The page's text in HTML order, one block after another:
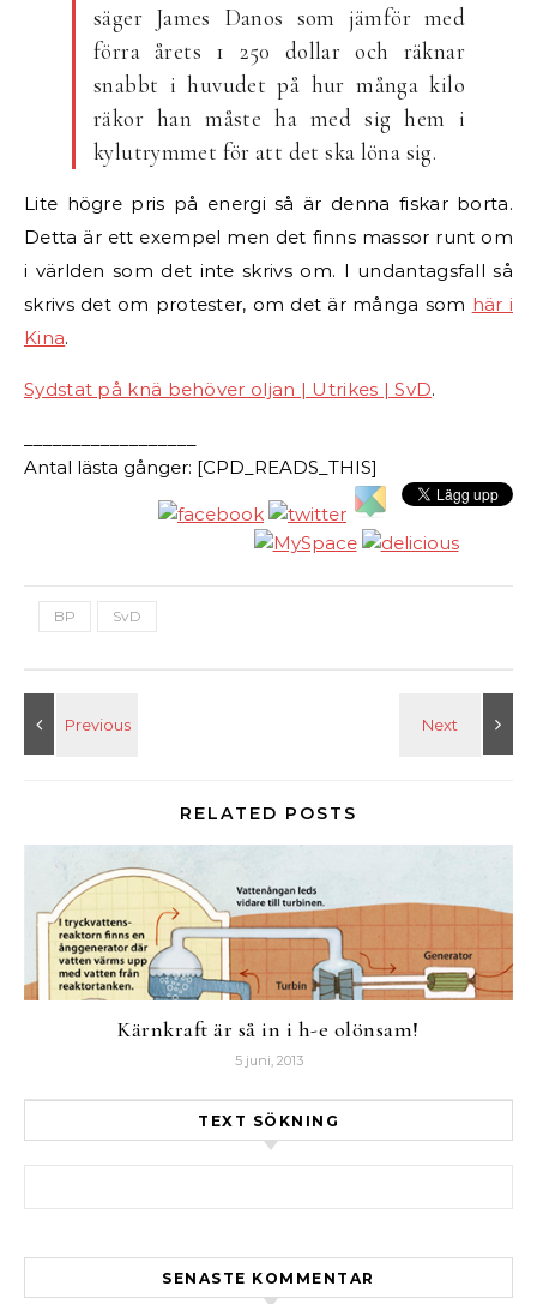
säger James Danos som jämför med
förra årets 1 250 dollar och räknar
snabbt i huvudet på hur många kilo
räkor han måste ha med sig hem i
kylutrymmet för att det ska löna sig.
Lite högre pris på energi så är denna fiskar borta.
Detta är ett exempel men det finns massor runt om
i världen som det inte skrivs om. I undantagsfall så
skrivs det om protester, om det är många som här i
Kina.
Sydstat på knä behöver oljan | Utrikes | SvD.
Antal lästa gånger: [CPD_READS_THIS]
BP SvD
RELATED POSTS
Kärnkraft är så in i h-e olönsam!
5 juni, 2013
TEXT SÖKNING
SENASTE KOMMENTAR